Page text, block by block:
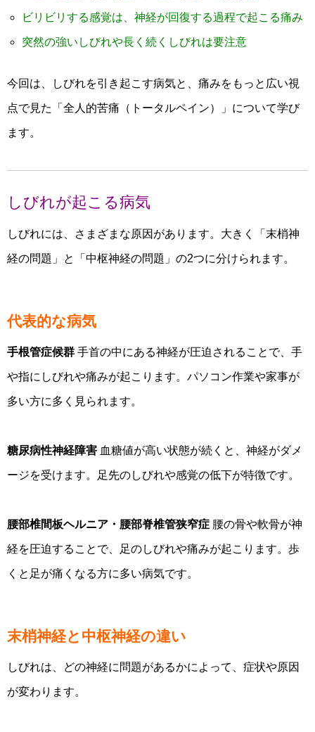
ビリビリする感覚は、神経が回復する過程で起こる痛み
突然の強いしびれや長く続くしびれは要注意
今回は、しびれを引き起こす病気と、痛みをもっと広い視
点で見た「全人的苦痛（トータルペイン）」について学び
ます。
しびれが起こる病気
しびれには、さまざまな原因があります。大きく「末梢神
経の問題」と「中枢神経の問題」の2つに分けられます。
代表的な病気
手根管症候群 手首の中にある神経が圧迫されることで、手
や指にしびれや痛みが起こります。パソコン作業や家事が
多い方に多く見られます。
糖尿病性神経障害 血糖値が高い状態が続くと、神経がダメ
ージを受けます。足先のしびれや感覚の低下が特徴です。
腰部椎間板ヘルニア・腰部脊椎管狭窄症 腰の骨や軟骨が神
経を圧迫することで、足のしびれや痛みが起こります。歩
くと足が痛くなる方に多い病気です。
末梢神経と中枢神経の違い
しびれは、どの神経に問題があるかによって、症状や原因
が変わります。